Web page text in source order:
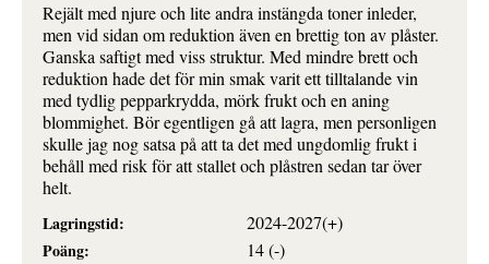
Rejält med njure och lite andra instängda toner inleder,
men vid sidan om reduktion även en brettig ton av plåster.
Ganska saftigt med viss struktur. Med mindre brett och
reduktion hade det för min smak varit ett tilltalande vin
med tydlig pepparkrydda, mörk frukt och en aning
blommighet. Bör egentligen gå att lagra, men personligen
skulle jag nog satsa på att ta det med ungdomlig frukt i
behåll med risk för att stallet och plåstren sedan tar över
helt.
Lagringstid:
2024-2027(+)
Poäng:
14 (-)